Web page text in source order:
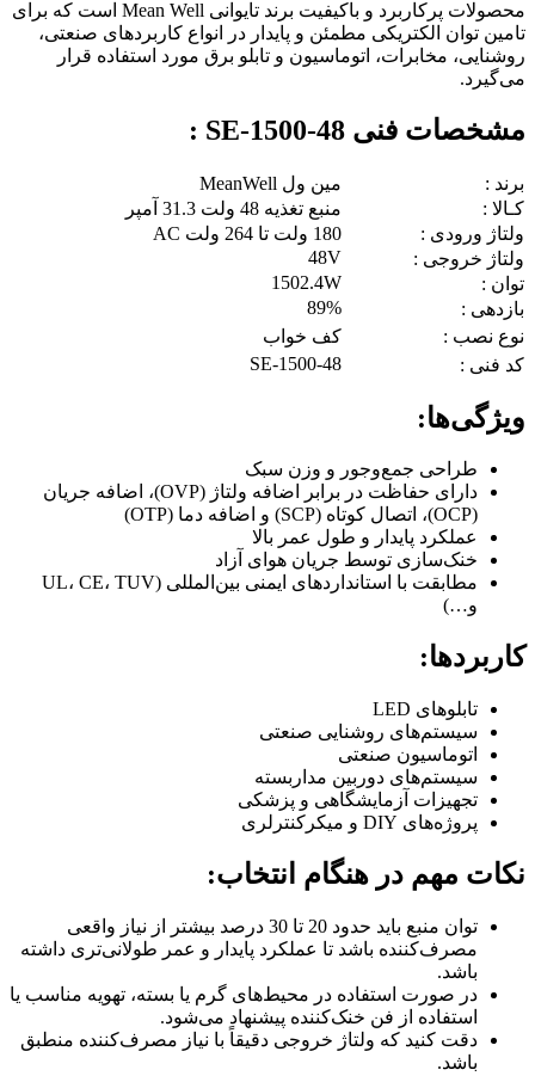
محصولات پرکاربرد و باکیفیت برند تایوانی Mean Well است که برای
تامین توان الکتریکی مطمئن و پایدار در انواع کاربردهای صنعتی،
روشنایی، مخابرات، اتوماسیون و تابلو برق مورد استفاده قرار
می‌گیرد.
مشخصات فنی SE-1500-48 :
برند :
مین ول MeanWell
کـالا :
منبع تغذیه 48 ولت 31.3 آمپر
ولتاژ ورودی :
180 ولت تا 264 ولت AC
ولتاژ خروجی :
48V
توان :
1502.4W
بازدهی :
89%
نوع نصب :
کف خواب
کد فنی :
SE-1500-48
ویژگی‌ها:
طراحی جمع‌وجور و وزن سبک
دارای حفاظت در برابر اضافه ولتاژ (OVP)، اضافه جریان
(OCP)، اتصال کوتاه (SCP) و اضافه دما (OTP)
عملکرد پایدار و طول عمر بالا
خنک‌سازی توسط جریان هوای آزاد
مطابقت با استانداردهای ایمنی بین‌المللی (UL، CE، TUV
و…)
کاربردها:
تابلوهای LED
سیستم‌های روشنایی صنعتی
اتوماسیون صنعتی
سیستم‌های دوربین مداربسته
تجهیزات آزمایشگاهی و پزشکی
پروژه‌های DIY و میکرکنترلری
نکات مهم در هنگام انتخاب:
توان منبع باید حدود 20 تا 30 درصد بیشتر از نیاز واقعی
مصرف‌کننده باشد تا عملکرد پایدار و عمر طولانی‌تری داشته
باشد.
در صورت استفاده در محیط‌های گرم یا بسته، تهویه مناسب یا
استفاده از فن خنک‌کننده پیشنهاد می‌شود.
دقت کنید که ولتاژ خروجی دقیقاً با نیاز مصرف‌کننده منطبق
باشد.